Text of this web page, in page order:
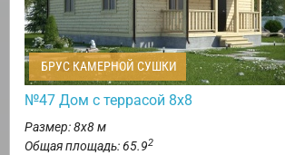
БРУС КАМЕРНОЙ СУШКИ
№47 Дом с террасой 8х8
Размер: 8х8 м
Общая площадь: 65.92